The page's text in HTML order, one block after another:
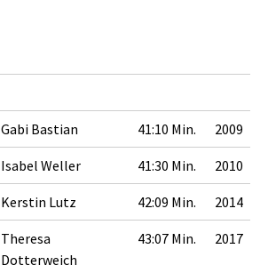
Gabi Bastian 41:10 Min. 2009
Isabel Weller 41:30 Min. 2010
Kerstin Lutz 42:09 Min. 2014
Theresa
Dotterweich
43:07 Min. 2017